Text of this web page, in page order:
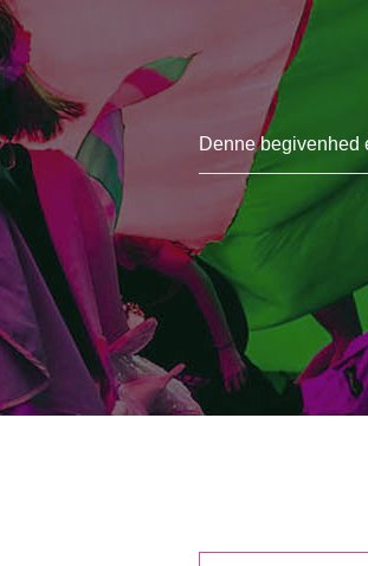
Denne begivenhed